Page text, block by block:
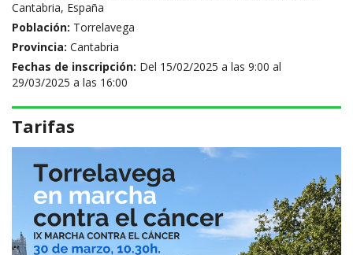
Cantabria, España
Población: Torrelavega
Provincia: Cantabria
Fechas de inscripción: Del 15/02/2025 a las 9:00 al
29/03/2025 a las 16:00
Tarifas